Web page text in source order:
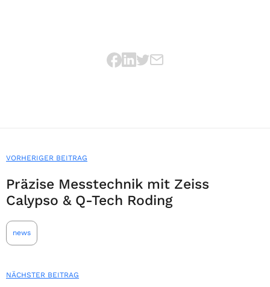
VORHERIGER BEITRAG
Präzise Messtechnik mit Zeiss
Calypso & Q-Tech Roding
news
NÄCHSTER BEITRAG